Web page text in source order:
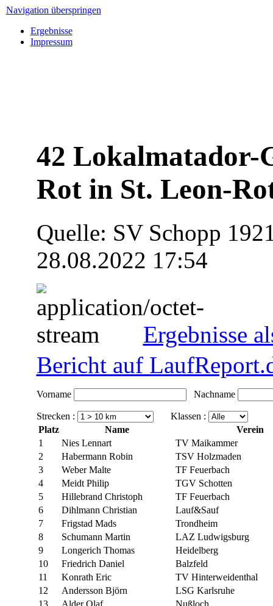
Navigation überspringen
Ergebnisse
Impressum
42 Lokalmatador-
Rot in St. Leon-
Quelle: SV Schopp
28.08.2022 17:54
Ergebnisse
Bericht auf
Vorname Nachname
Strecken :
Klassen :
Platz
Name
Verein
1
Nies Lennart
TV Maikammer
2
Habermann Robin
TSV Holzmaden
3
Weber Malte
TF Feuerbach
4
Meidt Philip
TGV Schotten
5
Hillebrand Christoph
TF Feuerbach
6
Dihlmann Christian
Lauf&Sauf
7
Frigstad Mads
Trondheim
8
Schumann Martin
LAZ Ludwigsburg
9
Longerich Thomas
Heidelberg
10
Friedrich Daniel
Balzfeld
11
Konrath Eric
TV Hinterweidenthal
12
Andersson Björn
LSG Karlsruhe
13
Alder Olaf
Nußloch